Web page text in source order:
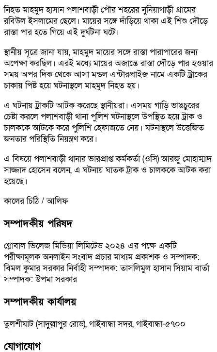
নিহত মাহমুদ হাসান পলাশবাড়ী পৌর শহরের নুনিয়াগাড়ী গ্রামের
রবিউল ইসলামের ছেলে। মায়ের সঙ্গে দাঁড়িয়ে থাকা এই শিশু দৌড়ে
রাস্তা পার হতে গিয়ে এই দুর্ঘটনা ঘটে।
স্থানীয় সূত্রে জানা যায়, মাহমুদ মায়ের সঙ্গে রাস্তা পারাপারের জন্য
অপেক্ষা করছিল। এরই মধ্যে মায়ের অজান্তে রাস্তা দৌড়ে পার হওয়ার
সময় অপর দিক থেকে আসা মন্ডল এন্টারপ্রাইজ নামে একটি ট্রাকের
চাকায় পিষ্ট হয়ে ঘটনাস্থলে মাহমুদ নিহত হয়।
এ ঘটনায় ট্রাকটি আটক করেছে স্থানীয়রা। এসময় গাড়ি ভাঙচুরের
চেষ্টা করলে পলাশবাড়ী থানা পুলিশ ঘটনাস্থলে উপস্থিত হয়ে ট্রাক ও
চালককে আটকে করে পুলিশি হেফাজতে নেয়। ঘটনাস্থলে উত্তেজিত
জনতার পরিস্থিতি নিয়ন্ত্রণ করে।
এ বিষয়ে পলাশবাড়ী থানার ভারপ্রাপ্ত কর্মকর্তা (ওসি) আরজু মোহাম্মাদ
সাজ্জাদ হোসেন বলেন, এ ঘটনায় ঘাতক ট্রাক ও চালককে আটক করা
হয়েছে।
কালের চিঠি / আলিফ
সম্পাদকীয় পরিষদ
গ্লোবাল ভিলেজ মিডিয়া লিমিটেড ২০২৪ এর পক্ষে একটি
পরীক্ষামূলক অনলাইন সংবাদ প্রচার মাধ্যম প্রকাশক ও সম্পাদক:
বিমল কুমার সরকার নির্বাহী সম্পাদক: তাসলিমুল হাসান সিয়াম বার্তা
সম্পাদক: উপমা সরকার
সম্পাদকীয় কার্যালয়
তুলশীঘাট (সাদুল্লাপুর রোড), গাইবান্ধা সদর, গাইবান্ধা-৫৭০০
যোগাযোগ